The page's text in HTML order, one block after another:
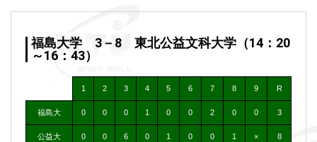
福島大学 3－8 東北公益文科大学（14：20
～16：43）
1 2 3 4 5 6 7 8 9 R
福島大 0 0 0 1 0 0 2 0 0 3
公益大 0 0 6 0 1 0 0 1 × 8